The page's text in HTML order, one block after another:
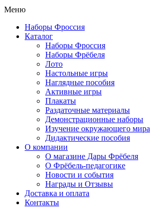
Меню
Наборы Фроссия
Каталог
Наборы Фроссия
Наборы Фрёбеля
Лото
Настольные игры
Наглядные пособия
Активные игры
Плакаты
Раздаточные материалы
Демонстрационные наборы
Изучение окружающего мира
Дидактические пособия
О компании
О магазине Дары Фрёбеля
О Фрёбель-педагогике
Новости и события
Награды и Отзывы
Доставка и оплата
Контакты